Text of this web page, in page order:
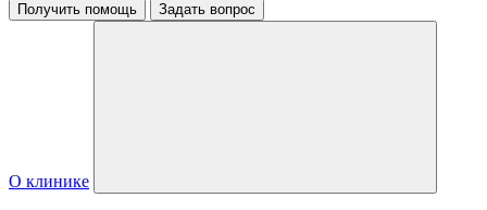
Получить помощь Задать вопрос
О клинике